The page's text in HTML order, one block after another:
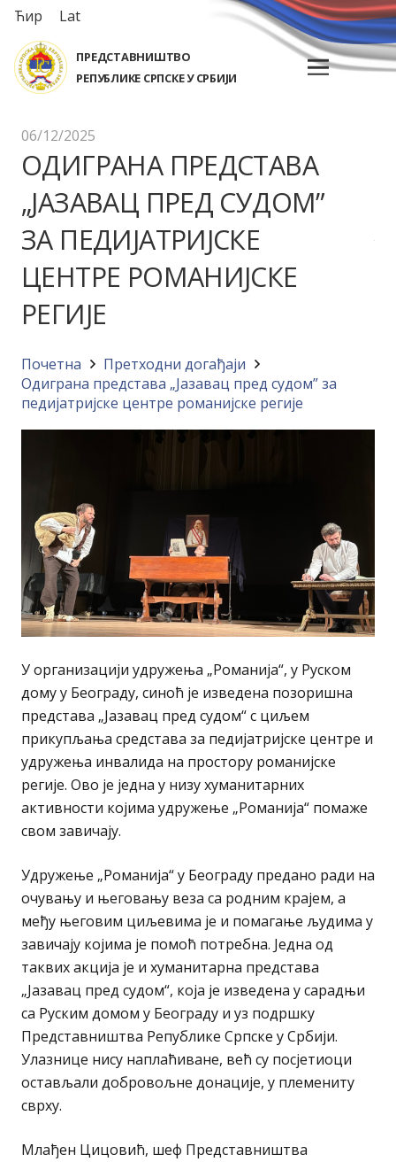
Ћир Lat
ПРЕДСТАВНИШТВО
РЕПУБЛИКЕ СРПСКЕ У СРБИЈИ
06/12/2025
OДИГРАНА ПРЕДСТАВА
„ЈАЗАВАЦ ПРЕД СУДОМ”
ЗА ПЕДИЈАТРИЈСКЕ
ЦЕНТРЕ РОМАНИЈСКЕ
РЕГИЈЕ
Почетна
Претходни догађаји
Oдиграна представа „Јазавац пред судом” за
педијатријске центре романијске регије
У организацији удружења „Романија“, у Руском
дому у Београду, синоћ је изведена позоришна
представа „Јазавац пред судом“ с циљем
прикупљања средстава за педијатријске центре и
удружења инвалида на простору романијске
регије. Ово је једна у низу хуманитарних
активности којима удружење „Романија“ помаже
свом завичају.
Удружење „Романија“ у Београду предано ради на
очувању и његовању веза са родним крајем, а
међу његовим циљевима је и помагање људима у
завичају којима је помоћ потребна. Једна од
таквих акција је и хуманитарна представа
„Јазавац пред судом“, која је изведена у сарадњи
са Руским домом у Београду и уз подршку
Представништва Републике Српске у Србији.
Улазнице нису наплаћиване, већ су посјетиоци
остављали добровољне донације, у племениту
сврху.
Млађен Цицовић, шеф Представништва